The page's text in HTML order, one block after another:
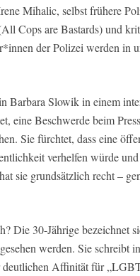
Mihalic, selbst frühere
Cops are Bastards) und
der Polizei werden in
Barbara Slowik in einem
eine Beschwerde beim
Sie fürchtet, dass eine
verhelfen würde
sie grundsätzlich recht –
Die 30-Jährige bezeichnet
werden. Sie schreibt
deutlichen Affinität für